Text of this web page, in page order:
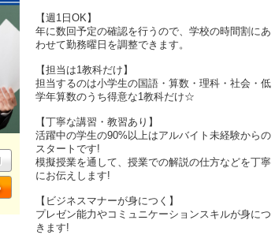
【週1日OK】
年に数回予定の確認を行うので、学校の時間割にあ
わせて勤務曜日を調整できます。
【担当は1教科だけ】
担当するのは小学生の国語・算数・理科・社会・低
学年算数のうち得意な1教科だけ☆
【丁寧な講習・教習あり】
活躍中の学生の90%以上はアルバイト未経験からの
スタートです!
模擬授業を通して、授業での解説の仕方などを丁寧
にお伝えします!
【ビジネスマナーが身につく】
プレゼン能力やコミュニケーションスキルが身につ
きます!